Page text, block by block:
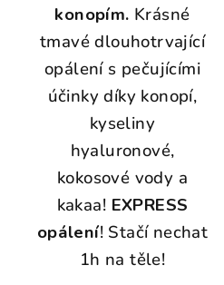
konopím. Krásné
tmavé dlouhotrvající
opálení s pečujícími
účinky díky konopí,
kyseliny
hyaluronové,
kokosové vody a
kakaa! EXPRESS
opálení! Stačí nechat
1h na těle!